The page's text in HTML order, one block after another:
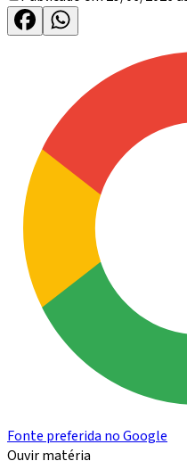
Fonte preferida no Google
Ouvir matéria